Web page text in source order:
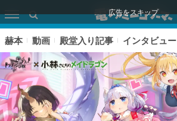
広告をスキップ
赫本 動画 殿堂入り記事 インタビュー